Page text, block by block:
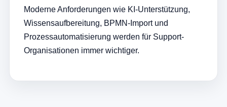
Moderne Anforderungen wie KI-Unterstützung,
Wissensaufbereitung, BPMN-Import und
Prozessautomatisierung werden für Support-
Organisationen immer wichtiger.